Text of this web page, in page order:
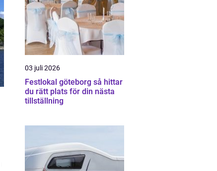
03 juli 2026
Festlokal göteborg så hittar
du rätt plats för din nästa
tillställning